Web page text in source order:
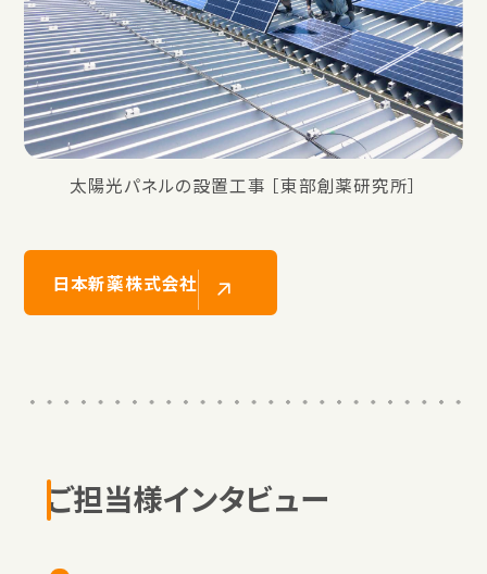
太陽光パネルの設置工事 ［東部創薬研究所］
日本新薬株式会社
ご担当様インタビュー